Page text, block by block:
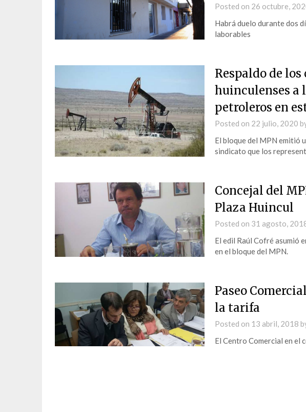
Posted on 26 octubre,
Habrá duelo durante dos
laborables
Respaldo de los
huinculenses a
petroleros en
Posted on 22 julio, 2020
El bloque del MPN emitió
sindicato que los
Concejal del
Plaza Huincul
Posted on 31 agosto,
El edil Raúl Cofré asumió
en el bloque del MPN.
Paseo
la tarifa
Posted on 13 abril, 2018
El Centro Comercial en el